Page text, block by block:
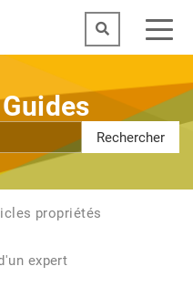
Rechercher
propriétés
expert